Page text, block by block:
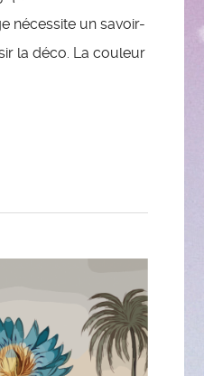
nécessite un savoir-
la déco. La couleur